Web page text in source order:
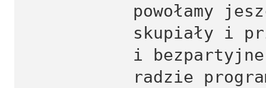
powołamy
skupiały i
i bezpartyjne
radzie